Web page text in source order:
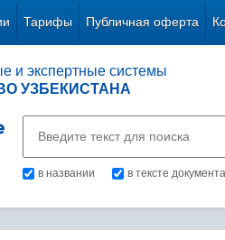
Тарифы Публичная оферта
и экспертные системы
УЗБЕКИСТАНА
в названии в тексте документа